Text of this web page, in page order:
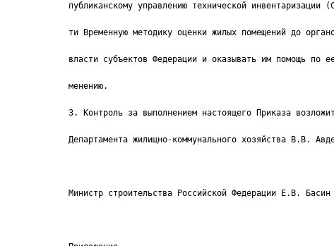
публиканскому управлению технической
ти Временную методику оценки жилых помещений до
власти субъектов Федерации и оказывать им помощь по
менению.
3. Контроль за выполнением настоящего Приказа
Департамента жилищно-коммунального хозяйства В.В.
Министр строительства Российской Федерации Е.В. Басин